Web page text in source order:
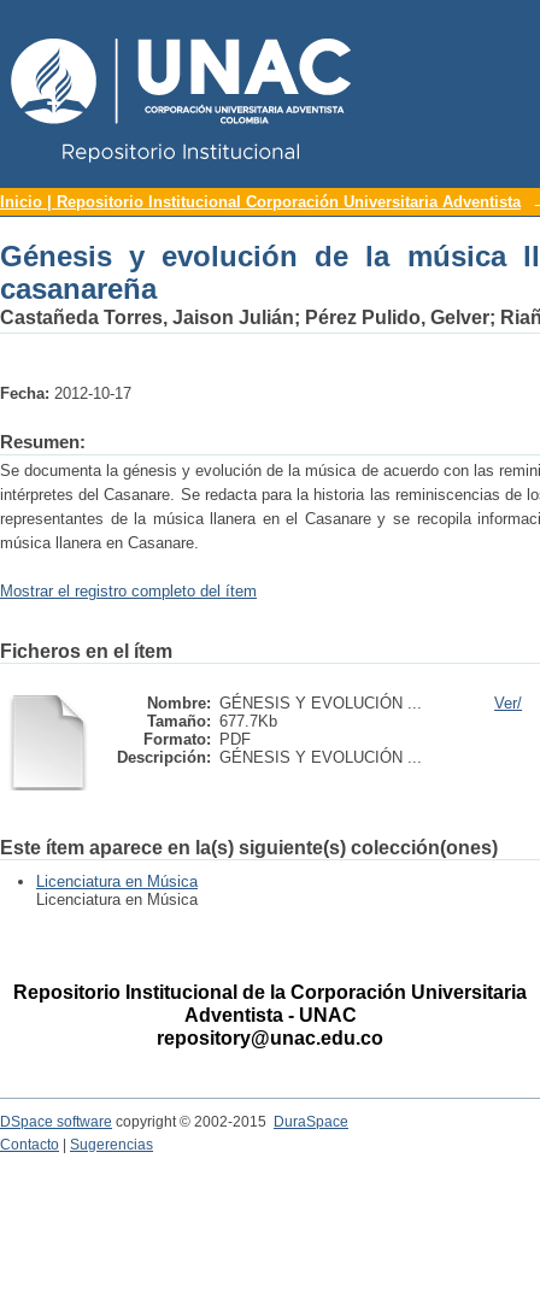
Génesis y evolución de la música
Inicio | Repositorio Institucional Corporación Universitaria Adventista
Génesis y evolución de la música
casanareña
Castañeda Torres, Jaison Julián; Pérez Pulido, Gelver;
Fecha: 2012-10-17
Resumen:
Se documenta la génesis y evolución de la música de acuerdo con las
intérpretes del Casanare. Se redacta para la historia las reminiscencias de
representantes de la música llanera en el Casanare y se recopila
música llanera en Casanare.
Mostrar el registro completo del ítem
Ficheros en el ítem
Nombre: GÉNESIS Y EVOLUCIÓN ...
Tamaño: 677.7Kb
Formato:
PDF
Descripción: GÉNESIS Y EVOLUCIÓN ...
Ver/
Este ítem aparece en la(s) siguiente(s) colección(ones)
Licenciatura en Música
Licenciatura en Música
Repositorio Institucional de la Corporación Universitaria
Adventista - UNAC
repository@unac.edu.co
DSpace software copyright © 2002-2015
DuraSpace
Contacto
Sugerencias